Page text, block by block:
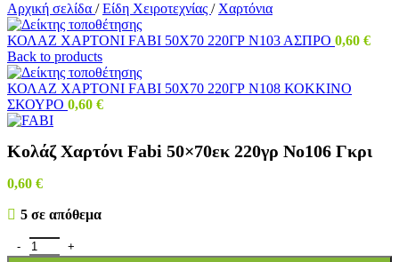
Αρχική σελίδα / Είδη Χειροτεχνίας / Χαρτόνια
ΚΟΛΑΖ ΧΑΡΤΟΝΙ FΑΒΙ 50Χ70 220ΓΡ Ν103 ΑΣΠΡΟ 0,60 €
Back to products
ΚΟΛΑΖ ΧΑΡΤΟΝΙ FΑΒΙ 50Χ70 220ΓΡ Ν108 ΚΟΚΚΙΝΟ
ΣΚΟΥΡΟ 0,60 €
Κολάζ Χαρτόνι Fabi 50×70εκ 220γρ Νο106 Γκρι
0,60 €
5 σε απόθεμα
Κολάζ Χαρτόνι Fabi 50x70εκ 220γρ Νο106 Γκρι ποσότητα